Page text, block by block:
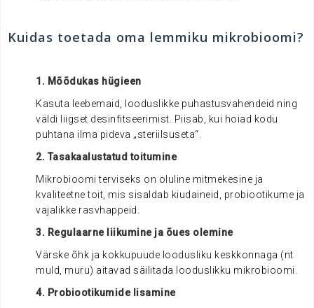
Kuidas toetada oma lemmiku mikrobioomi?
1. Mõõdukas hügieen
Kasuta leebemaid, looduslikke puhastusvahendeid ning
väldi liigset desinfitseerimist. Piisab, kui hoiad kodu
puhtana ilma pideva „steriilsuseta“.
2. Tasakaalustatud toitumine
Mikrobioomi terviseks on oluline mitmekesine ja
kvaliteetne toit, mis sisaldab kiudaineid, probiootikume ja
vajalikke rasvhappeid.
3. Regulaarne liikumine ja õues olemine
Värske õhk ja kokkupuude loodusliku keskkonnaga (nt
muld, muru) aitavad säilitada looduslikku mikrobioomi.
4. Probiootikumide lisamine